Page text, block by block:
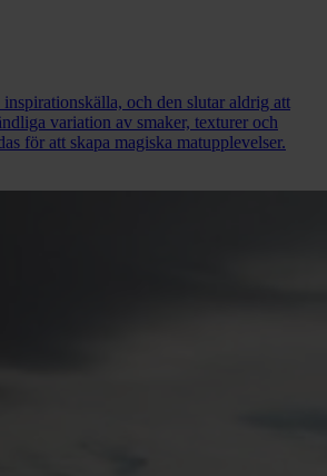
och den slutar aldrig att
variation av smaker, texturer och
för att skapa magiska matupplevelser.